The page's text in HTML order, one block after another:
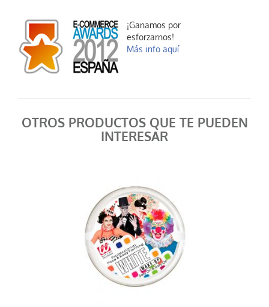
¡Ganamos por
esforzarnos!
Más info aquí
OTROS PRODUCTOS QUE TE PUEDEN
INTERESAR